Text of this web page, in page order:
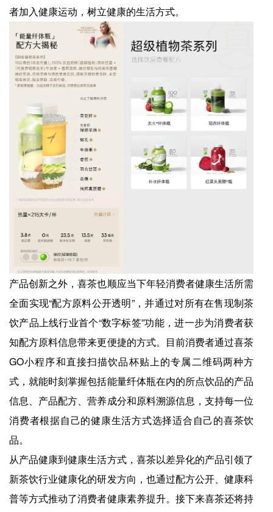
者加入健康运动，树立健康的生活方式。
产品创新之外，喜茶也顺应当下年轻消费者健康生活所需
全面实现“配方原料公开透明”，并通过对所有在售现制茶
饮产品上线行业首个“数字标签”功能，进一步为消费者获
知配方原料信息带来更便捷的方式。目前消费者通过喜茶
GO小程序和直接扫描饮品杯贴上的专属二维码两种方
式，就能时刻掌握包括能量纤体瓶在内的所点饮品的产品
信息、产品配方、营养成分和原料溯源信息，支持每一位
消费者根据自己的健康生活方式选择适合自己的喜茶饮
品。
从产品健康到健康生活方式，喜茶以差异化的产品引领了
新茶饮行业健康化的研发方向，也通过配方公开、健康科
普等方式推动了消费者健康素养提升。接下来喜茶还将持